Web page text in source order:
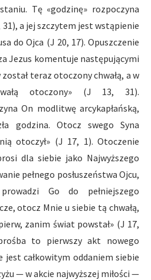
Tę «godzinę» rozpoczyna
31), a jej szczytem jest wstąpienie
do Ojca (J 20, 17). Opuszczenie
Jezus komentuje następującymi
został teraz otoczony chwałą, a w
otoczony» (J 13, 31).
On modlitwę arcykapłańską,
godzina. Otocz swego Syna
otoczył» (J 17, 1). Otoczenie
dla siebie jako Najwyższego
pełnego posłuszeństwa Ojcu,
Go do pełniejszego
otocz Mnie u siebie tą chwałą,
zanim świat powstał» (J 17,
to pierwszy akt nowego
jest całkowitym oddaniem siebie
— w akcie najwyższej miłości —